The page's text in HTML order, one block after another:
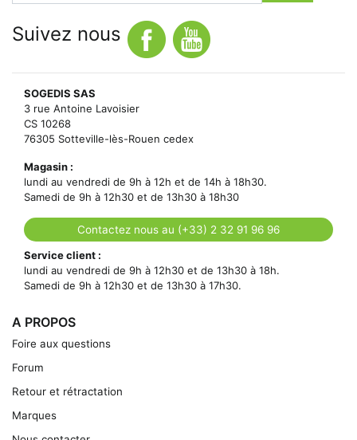
Suivez nous
SOGEDIS SAS
3 rue Antoine Lavoisier
CS 10268
76305 Sotteville-lès-Rouen cedex
Magasin :
lundi au vendredi de 9h à 12h et de 14h à 18h30.
Samedi de 9h à 12h30 et de 13h30 à 18h30
Contactez nous au (+33) 2 32 91 96 96
Service client :
lundi au vendredi de 9h à 12h30 et de 13h30 à 18h.
Samedi de 9h à 12h30 et de 13h30 à 17h30.
A PROPOS
Foire aux questions
Forum
Retour et rétractation
Marques